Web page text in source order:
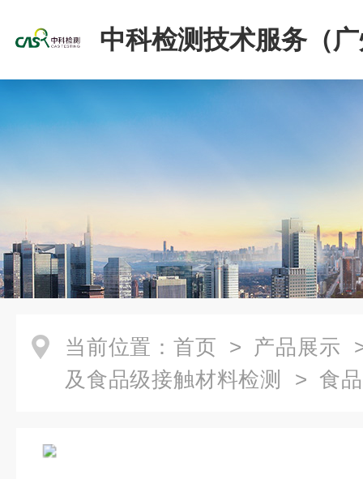
中科检测技术服务（
份有限公司
当前位置： 首页 > 产品展示
及食品级接触材料检测
> 食